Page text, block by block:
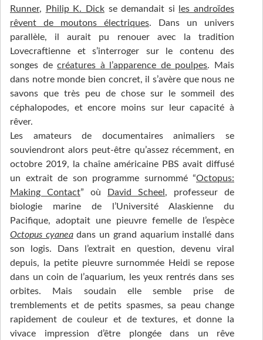
Runner, Philip K. Dickse demandait si
les androïdes
rêvent de moutons électriques. Dans un univers
parallèle, il aurait pu renouer avec la tradition
Lovecraftienne et s’interroger sur le contenu des
songes decréatures à l’apparence de poulpes. Mais
dans notre monde bien concret, il s’avère que nous ne
savons que très peu de chose sur le sommeil des
céphalopodes, et encore moins sur leur capacité à
rêver.
Les amateurs de documentaires animaliers se
souviendront alors peut-être qu’assez récemment, en
octobre 2019, la chaîne américaine PBS avait diffusé
un extrait de son programme surnommé “Octopus:
Making Contact” où David Scheel , professeur de
biologie marine de l’Université Alaskienne du
Pacifique, adoptait une pieuvre femelle de l’espèce
Octopus cyaneadans un grand aquarium installé dans
son logis. Dans l’extrait en question, devenu viral
depuis, la petite pieuvre surnommée Heidi se repose
dans un coin de l’aquarium, les yeux rentrés dans ses
orbites. Mais soudain elle semble prise de
tremblements et de petits spasmes, sa peau change
rapidement de couleur et de textures, et donne la
vivace impression d’être plongée dans un rêve